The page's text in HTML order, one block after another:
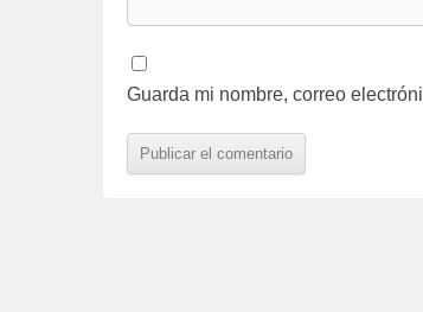
Guarda mi nombre, correo